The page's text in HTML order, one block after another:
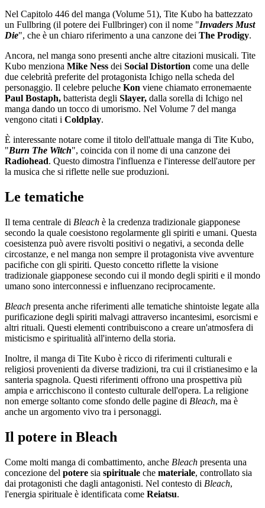
Nel Capitolo 446 del manga (Volume 51), Tite Kubo ha battezzato
un Fullbring (il potere dei Fullbringer) con il nome "Invaders Must
Die", che è un chiaro riferimento a una canzone dei The Prodigy.
Ancora, nel manga sono presenti anche altre citazioni musicali. Tite
Kubo menziona Mike Ness dei Social Distortion come una delle
due celebrità preferite del protagonista Ichigo nella scheda del
personaggio. Il celebre peluche Kon viene chiamato erronemaente
Paul Bostaph, batterista degli Slayer, dalla sorella di Ichigo nel
manga dando un tocco di umorismo. Nel Volume 7 del manga
vengono citati i Coldplay.
È interessante notare come il titolo dell'attuale manga di Tite Kubo,
"Burn The Witch", coincida con il nome di una canzone dei
Radiohead. Questo dimostra l'influenza e l'interesse dell'autore per
la musica che si riflette nelle sue produzioni.
Le tematiche
Il tema centrale di Bleach è la credenza tradizionale giapponese
secondo la quale coesistono regolarmente gli spiriti e umani. Questa
coesistenza può avere risvolti positivi o negativi, a seconda delle
circostanze, e nel manga non sempre il protagonista vive avventure
pacifiche con gli spiriti. Questo concetto riflette la visione
tradizionale giapponese secondo cui il mondo degli spiriti e il mondo
umano sono interconnessi e influenzano reciprocamente.
Bleach presenta anche riferimenti alle tematiche shintoiste legate alla
purificazione degli spiriti malvagi attraverso incantesimi, esorcismi e
altri rituali. Questi elementi contribuiscono a creare un'atmosfera di
misticismo e spiritualità all'interno della storia.
Inoltre, il manga di Tite Kubo è ricco di riferimenti culturali e
religiosi provenienti da diverse tradizioni, tra cui il cristianesimo e la
santeria spagnola. Questi riferimenti offrono una prospettiva più
ampia e arricchiscono il contesto culturale dell'opera. La religione
non emerge soltanto come sfondo delle pagine di Bleach, ma è
anche un argomento vivo tra i personaggi.
Il potere in Bleach
Come molti manga di combattimento, anche Bleach presenta una
concezione del potere sia spirituale che materiale, controllato sia
dai protagonisti che dagli antagonisti. Nel contesto di Bleach,
l'energia spirituale è identificata come Reiatsu.